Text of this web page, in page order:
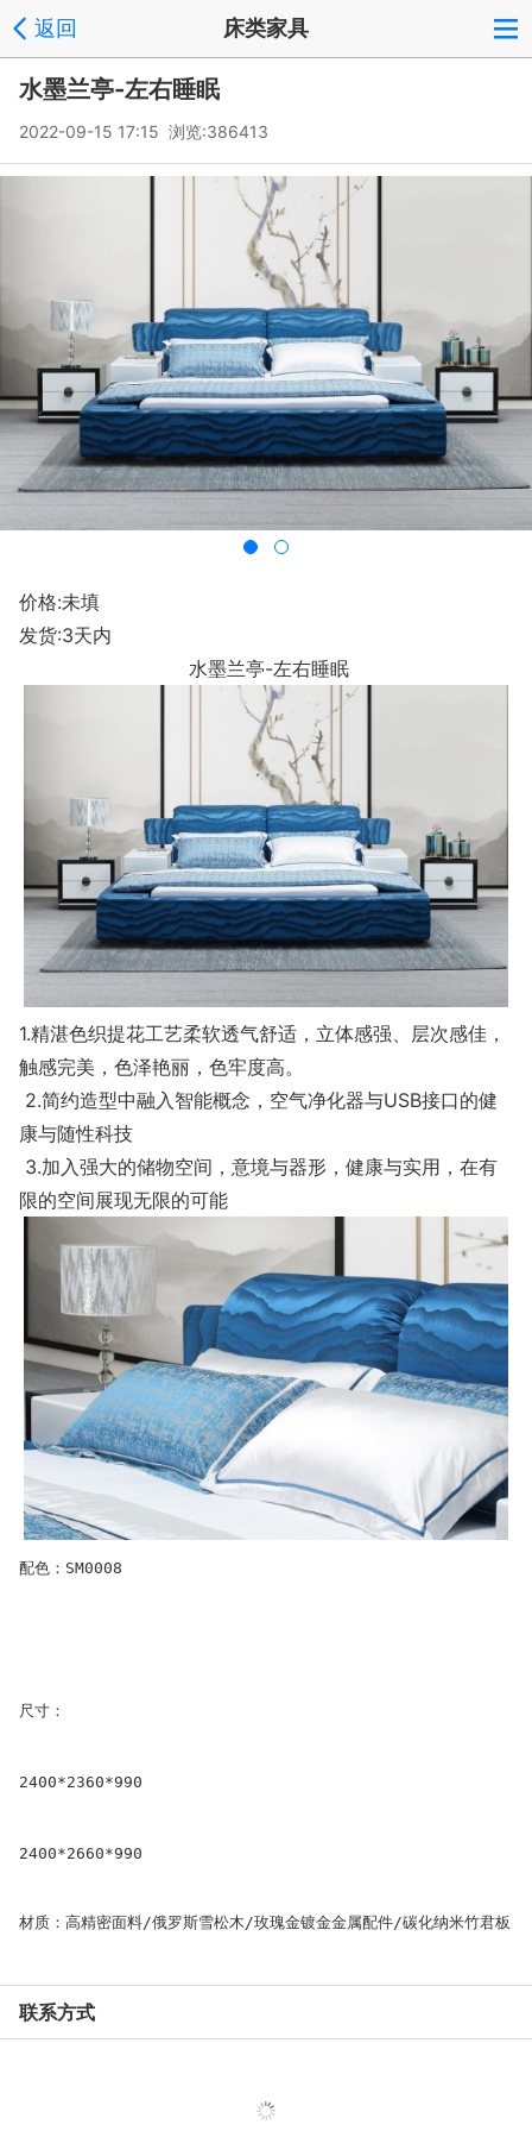
返回 床类家具
水墨兰亭-左右睡眠
2022-09-15 17:15 浏览:386413
价格:未填
发货:3天内
水墨兰亭-左右睡眠
1.精湛色织提花工艺柔软透气舒适，立体感强、层次感佳，
触感完美，色泽艳丽，色牢度高。
2.简约造型中融入智能概念，空气净化器与USB接口的健
康与随性科技
3.加入强大的储物空间，意境与器形，健康与实用，在有
限的空间展现无限的可能
配色： SM0008
尺寸：
2400*2360*990
2400*2660*990
材质： 高精密面料/俄罗斯雪松木/玫瑰金镀金金属配件/碳化纳米竹君板
联系方式